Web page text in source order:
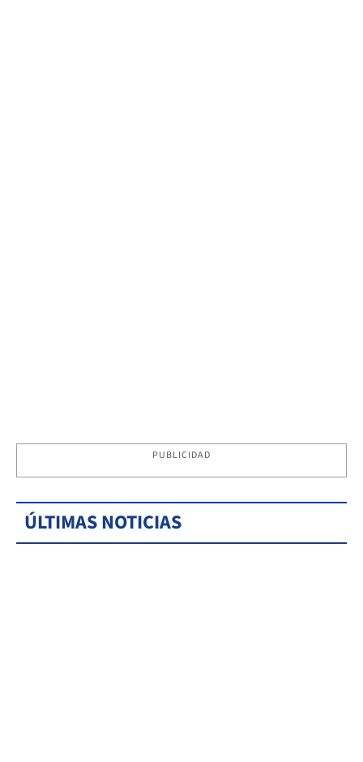
PUBLICIDAD
ÚLTIMAS NOTICIAS